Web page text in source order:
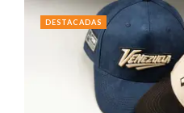
DESTACADAS